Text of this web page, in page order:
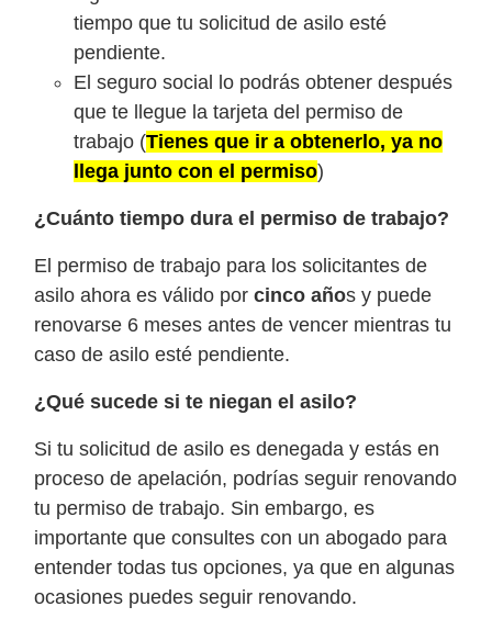
tiempo que tu solicitud de asilo esté
pendiente.
El seguro social lo podrás obtener después
que te llegue la tarjeta del permiso de
trabajo (Tienes que ir a obtenerlo, ya no
llega junto con el permiso)
¿Cuánto tiempo dura el permiso de trabajo?
El permiso de trabajo para los solicitantes de
asilo ahora es válido por cinco años y puede
renovarse 6 meses antes de vencer mientras tu
caso de asilo esté pendiente.
¿Qué sucede si te niegan el asilo?
Si tu solicitud de asilo es denegada y estás en
proceso de apelación, podrías seguir renovando
tu permiso de trabajo. Sin embargo, es
importante que consultes con un abogado para
entender todas tus opciones, ya que en algunas
ocasiones puedes seguir renovando.